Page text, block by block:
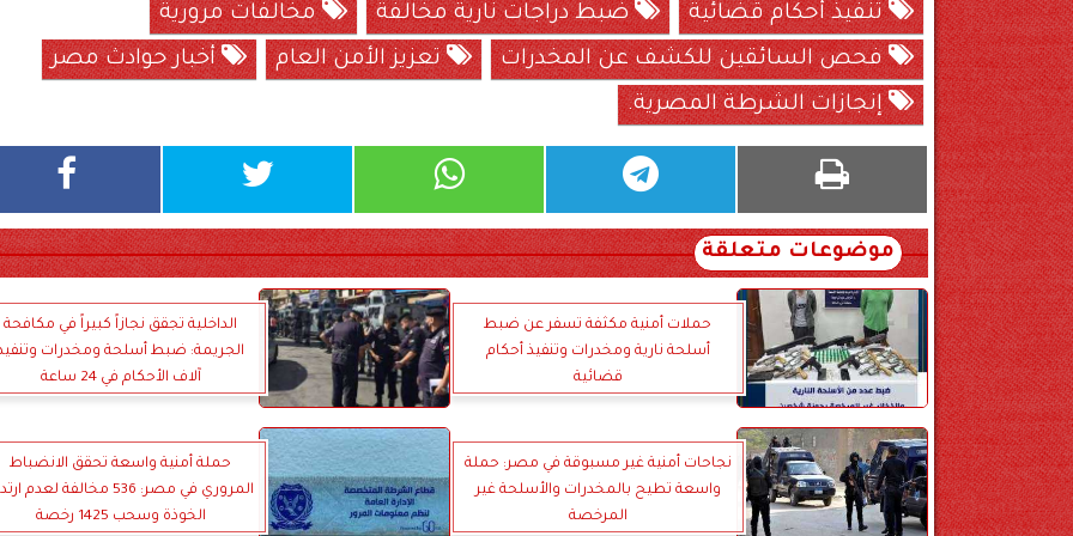
تنفيذ أحكام قضائية ضبط دراجات نارية مخالفة
مخالفات مرورية
فحص السائقين للكشف عن المخدرات
تعزيز الأمن العام
أخبار حوادث مصر
إنجازات الشرطة المصرية.
موضوعات متعلقة
حملات أمنية مكثفة تسفر عن ضبط
أسلحة نارية ومخدرات وتنفيذ أحكام
قضائية
الداخلية تجقق نجازاً كبيراً في مكافحة
الجريمة: ضبط أسلحة ومخدرات
آلاف الأحكام في 24 ساعة
نجاحات أمنية غير مسبوقة في مصر: حملة
واسعة تطيح بالمخدرات والأسلحة غير
المرخصة
حملة أمنية واسعة تحقق الانضباط
المروري في مصر: 536 مخالفة لعدم
الخوذة وسحب 1425 رخصة